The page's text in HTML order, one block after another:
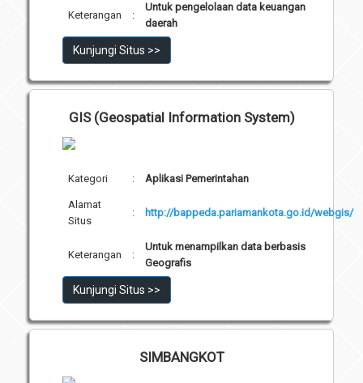
Keterangan :
Untuk pengelolaan data keuangan
daerah
Kunjungi Situs >>
GIS (Geospatial Information System)
Kategori : Aplikasi Pemerintahan
Alamat
Situs
: http://bappeda.pariamankota.go.id/webgis/
Keterangan :
Untuk menampilkan data berbasis
Geografis
Kunjungi Situs >>
SIMBANGKOT